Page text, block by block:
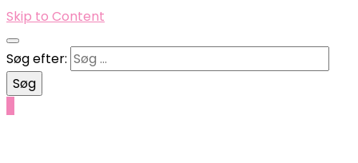
Skip to Content
Søg efter: